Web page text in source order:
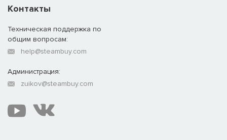
Контакты
Техническая поддержка по
общим вопросам:
help@steambuy.com
Администрация:
zuikov@steambuy.com